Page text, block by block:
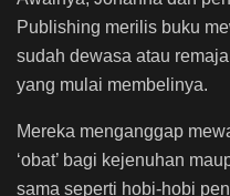
Publishing merilis buku
sudah dewasa atau
yang mulai membelinya.
Mereka menganggap
‘obat’ bagi kejenuhan
sama seperti hobi-hobi